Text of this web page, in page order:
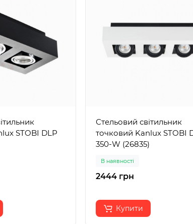
STOBI DLP
Стельовий світильник
точковий Kanlux STOBI
350-W (26835)
В наявності
2444 грн
Купити